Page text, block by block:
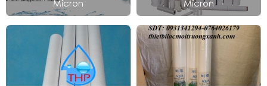
Micron
Micron